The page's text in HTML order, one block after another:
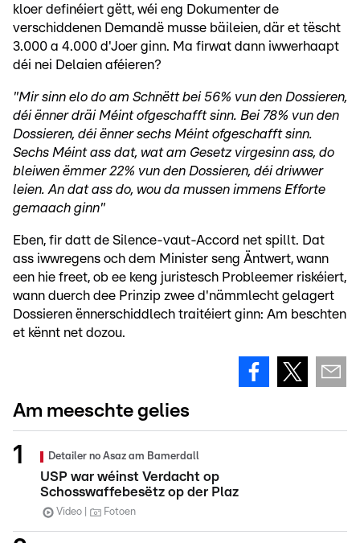
kloer definéiert gëtt, wéi eng Dokumenter de
verschiddenen Demandë musse bäileien, där et tëscht
3.000 a 4.000 d'Joer ginn. Ma firwat dann iwwerhaapt
déi nei Delaien aféieren?
"Mir sinn elo do am Schnëtt bei 56% vun den Dossieren,
déi ënner dräi Méint ofgeschafft sinn. Bei 78% vun den
Dossieren, déi ënner sechs Méint ofgeschafft sinn.
Sechs Méint ass dat, wat am Gesetz virgesinn ass, do
bleiwen ëmmer 22% vun den Dossieren, déi driwwer
leien. An dat ass do, wou da mussen immens Efforte
gemaach ginn"
Eben, fir datt de Silence-vaut-Accord net spillt. Dat
ass iwwregens och dem Minister seng Äntwert, wann
een hie freet, ob ee keng juristesch Probleemer riskéiert,
wann duerch dee Prinzip zwee d'nämmlecht gelagert
Dossieren ënnerschiddlech traitéiert ginn: Am beschten
et kënnt net dozou.
Am meeschte gelies
Detailer no Asaz am Bamerdall
USP war wéinst Verdacht op
Schosswaffebesëtz op der Plaz
Video Fotoen